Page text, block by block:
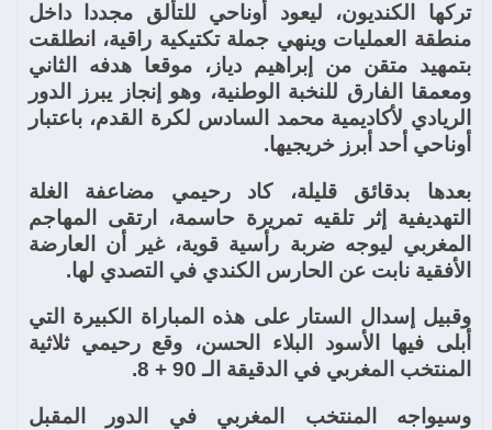
تركها الكنديون، ليعود أوناحي للتألق مجددا داخل
منطقة العمليات وينهي جملة تكتيكية راقية، انطلقت
بتمهيد متقن من إبراهيم دياز، موقعا هدفه الثاني
ومعمقا الفارق للنخبة الوطنية، وهو إنجاز يبرز الدور
الريادي لأكاديمية محمد السادس لكرة القدم، باعتبار
أوناحي أحد أبرز خريجيها.
بعدها بدقائق قليلة، كاد رحيمي مضاعفة الغلة
التهديفية إثر تلقيه تمريرة حاسمة، ارتقى المهاجم
المغربي ليوجه ضربة رأسية قوية، غير أن العارضة
الأفقية نابت عن الحارس الكندي في التصدي لها.
وقبيل إسدال الستار على هذه المباراة الكبيرة التي
أبلى فيها الأسود البلاء الحسن، وقع رحيمي ثلاثية
المنتخب المغربي في الدقيقة الـ 90 + 8.
وسيواجه المنتخب المغربي في الدور المقبل